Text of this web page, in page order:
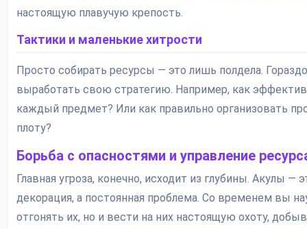
настоящую плавучую крепость.
Тактики и маленькие хитрости
Просто собирать ресурсы — это лишь полдела.
выработать свою стратегию. Например, как
каждый предмет? Или как правильно организовать
плоту?
Борьба с опасностями и управление
Главная угроза, конечно, исходит из глубины. Акулы —
декорация, а постоянная проблема. Со временем вы
отгонять их, но и вести на них настоящую охоту,